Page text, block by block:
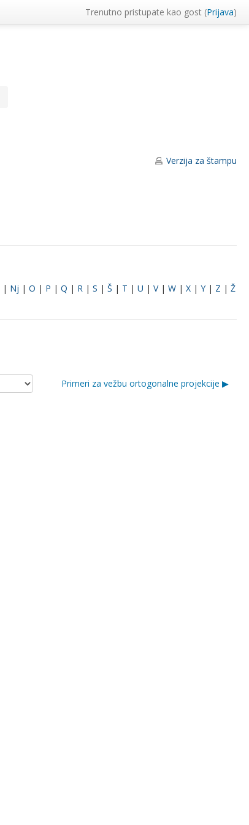
Trenutno pristupate kao gost (Prijava)
Verzija za štampu
| Nj |O | P |Q | R |S |Š | T |U |V|W |X |Y| Z |Ž
Primeri za vežbu ortogonalne projekcije ▶︎